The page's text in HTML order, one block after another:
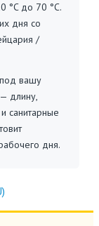
°C до 70 °C.
дня со
/
вашу
длину,
санитарные
дня.